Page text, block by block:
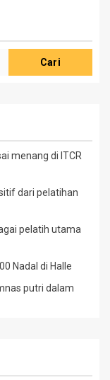
Cari
menang di ITCR
dari pelatihan
pelatih utama
Nadal di Halle
putri dalam